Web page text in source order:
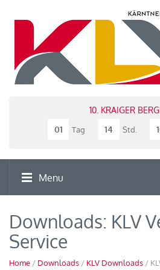
10. KRAIGER
01
Tag 14 Std.
Menu
Downloads: KLV
Service
Home / Downloads / KLV Downloads /